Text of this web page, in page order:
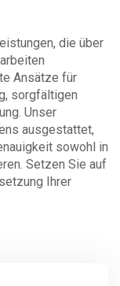
die über
Ansätze für
sorgfältigen
Unser
ausgestattet,
sowohl in
Setzen Sie auf
Ihrer